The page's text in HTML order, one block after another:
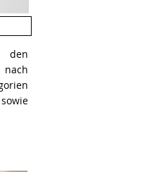
den